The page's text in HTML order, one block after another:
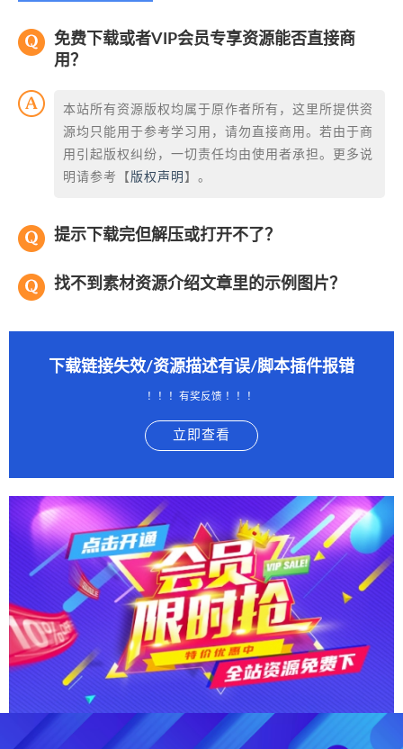
免费下载或者VIP会员专享资源能否直接商
用？
本站所有资源版权均属于原作者所有，这里所提供资
源均只能用于参考学习用，请勿直接商用。若由于商
用引起版权纠纷，一切责任均由使用者承担。更多说
明请参考【 版权声明 】。
提示下载完但解压或打开不了？
找不到素材资源介绍文章里的示例图片？
下载链接失效/资源描述有误/脚本插件报错
！！！有奖反馈 ！！！
立即查看